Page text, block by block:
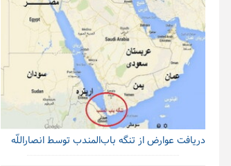
دریافت عوارض از تنگه باب‌المندب توسط انصاراللّه